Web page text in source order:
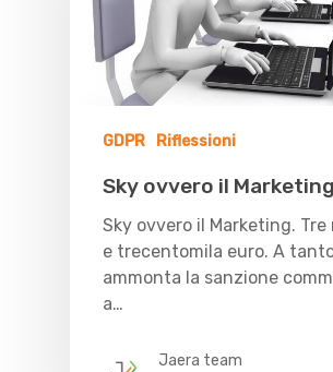
GDPR Riflessioni
Sky ovvero il Marketing
Sky ovvero il Marketing. Tre
e trecentomila euro. A
ammonta la sanzione
a…
Jaera team